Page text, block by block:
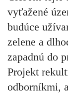
vyťažené
budúce
zelene a
zapadnú do
Projekt
odborníkmi,